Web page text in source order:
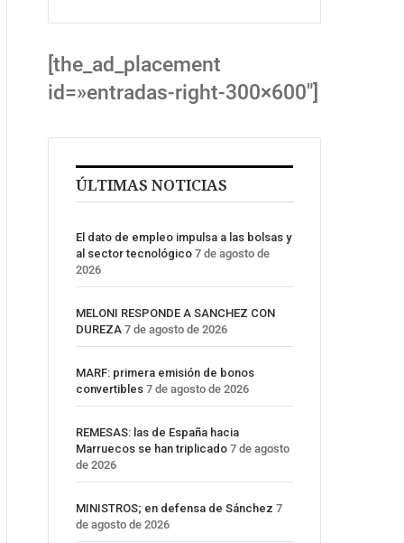
[the_ad_placement
id=»entradas-right-300×600″]
ÚLTIMAS NOTICIAS
El dato de empleo impulsa a las bolsas y
al sector tecnológico 7 de agosto de
2026
MELONI RESPONDE A SANCHEZ CON
DUREZA 7 de agosto de 2026
MARF: primera emisión de bonos
convertibles 7 de agosto de 2026
REMESAS: las de España hacia
Marruecos se han triplicado 7 de agosto
de 2026
MINISTROS; en defensa de Sánchez 7
de agosto de 2026